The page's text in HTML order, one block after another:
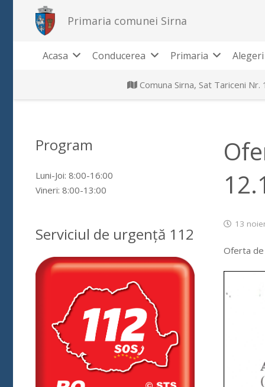
Primaria comunei Sirna
Acasa Conducerea Primaria
Comuna Sirna, Sat Tariceni
13
Oferta de
Program
Luni-Joi: 8:00-16:00
Vineri: 8:00-13:00
Serviciul de urgență 112